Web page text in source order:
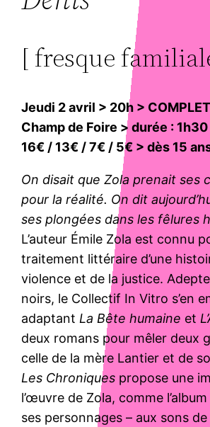
[ fresque
Jeudi 2 avril > 20h > COMPLET
Champ de Foire > durée : 1h30
16€ / 13€ / 7€ / 5€ > dès 15
On disait que Zola prenait ses
pour la réalité. On dit
ses plongées dans les fêlures
L’auteur Émile Zola est connu
traitement littéraire d’une
violence et de la justice.
noirs, le Collectif In Vitro s’en
adaptant La Bête humaine et
deux romans pour mêler deux
celle de la mère Lantier et de
Les Chroniques propose une
l’œuvre de Zola, comme
ses personnages – aux sons